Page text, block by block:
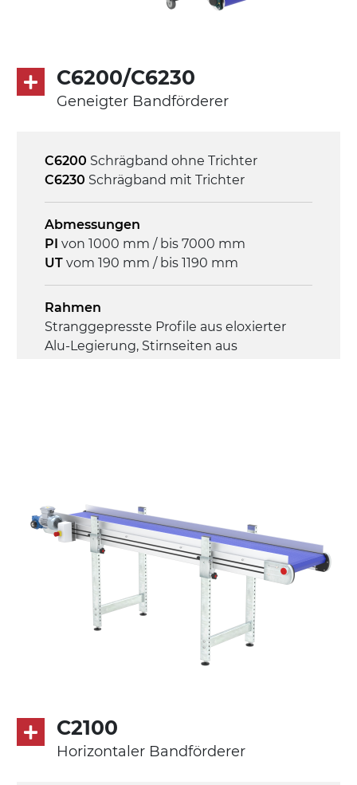
4,8 m/Minute
Steuerung
C6200/C6230
Geneigter Bandförderer
C6200 Schrägband ohne Trichter
C6230 Schrägband mit Trichter
Abmessungen
PI von 1000 mm / bis 7000 mm
UT vom 190 mm / bis 1190 mm
Rahmen
Stranggepresste Profile aus eloxierter
Alu-Legierung, Stirnseiten aus
ausziehbare Elemente mit Scharnieren
aus druckgegossener Alu-Legierung,
Beine aus verzinktem Metallrohr,
Schwenkräder mit/ohne Bremse (2+2)
Förderfläche
PVC Oberfläche viereckig in Petrolgrün
Asynchronmotor für Mehrfachspannung
230/400Vac-50Hz-3Ph
C2100
Horizontaler Bandförderer